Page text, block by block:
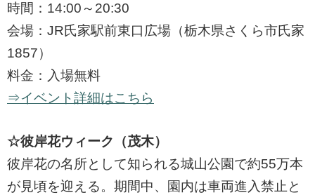
時間：14:00～20:30
会場：JR氏家駅前東口広場（栃木県さくら市氏家
1857）
料金：入場無料
⇒イベント詳細はこちら
☆彼岸花ウィーク（茂木）
彼岸花の名所として知られる城山公園で約55万本
が見頃を迎える。期間中、園内は車両進入禁止と